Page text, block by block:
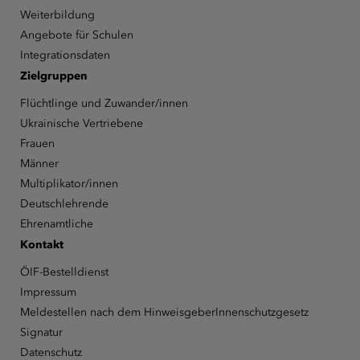
Weiterbildung
Angebote für Schulen
Integrationsdaten
Zielgruppen
Flüchtlinge und Zuwander/innen
Ukrainische Vertriebene
Frauen
Männer
Multiplikator/innen
Deutschlehrende
Ehrenamtliche
Kontakt
ÖIF-Bestelldienst
Impressum
Meldestellen nach dem HinweisgeberInnenschutzgesetz
Signatur
Datenschutz